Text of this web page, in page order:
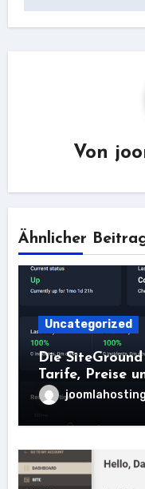
Von
Ähnlicher
Uncategorized
Die
Tarife, Preise